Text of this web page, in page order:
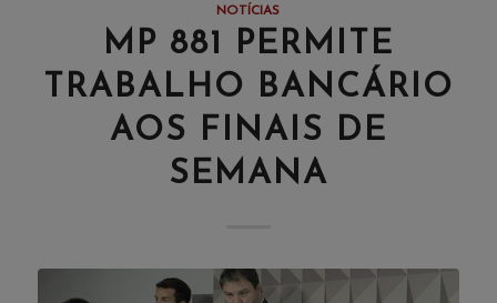
NOTÍCIAS
MP 881 PERMITE
TRABALHO BANCÁRIO
AOS FINAIS DE
SEMANA